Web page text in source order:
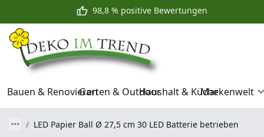
98,8 % positive Bewertungen
Bauen & RenovierenGarten & OutdoorHaushalt & KücheMarkenwelt
LED Papier Ball Ø 27,5 cm 30 LED Batterie betrieben